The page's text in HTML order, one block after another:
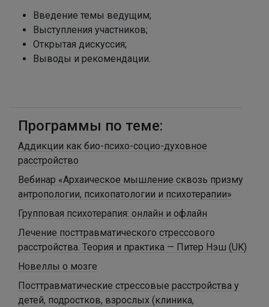
Введение темы ведущим;
Выступления участников;
Открытая дискуссия;
Выводы и рекомендации.
Программы по теме:
Аддикции как био-психо-социо-духовное
расстройство
Вебинар «Архаическое мышление сквозь призму
антропологии, психопатологии и психотерапии»
Групповая психотерапия: онлайн и офлайн
Лечение посттравматического стрессового
расстройства. Теория и практика — Питер Нэш (UK)
Новеллы о мозге
Посттравматические стрессовые расстройства у
детей, подростков, взрослых (клиника,